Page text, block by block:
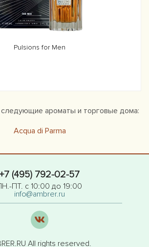
Pulsions for Men
ароматы и торговые дома:
Acqua di Parma
+7 (495) 792-02-57
ПТ. с 10:00 до 19:00
info@ambrer.ru
All rights reserved.